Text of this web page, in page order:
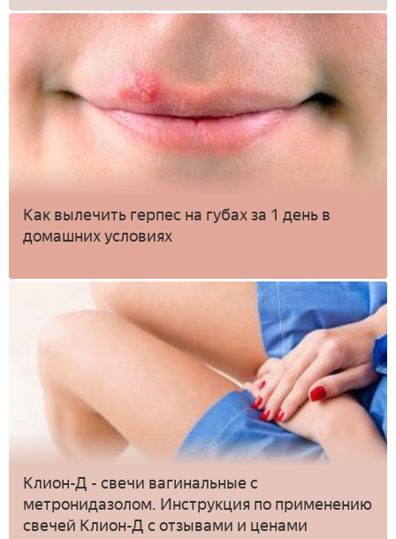
Как вылечить герпес на губах за 1 день в
домашних условиях
Клион-Д - свечи вагинальные с
метронидазолом. Инструкция по применению
свечей Клион-Д с отзывами и ценами